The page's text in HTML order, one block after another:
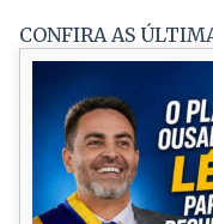
CONFIRA AS